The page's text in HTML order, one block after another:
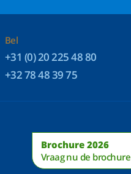
Bel
+31 (0) 20 225 48 80
+32 78 48 39 75
Brochure 2026
Vraag nu de